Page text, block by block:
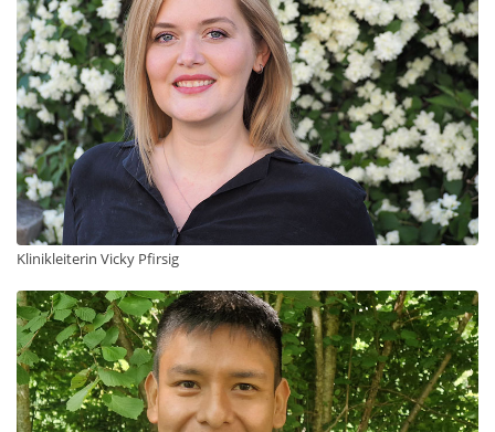
Klinikleiterin Vicky Pfirsig